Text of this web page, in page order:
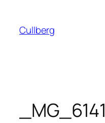
innehåll
Cullberg
_MG_6141